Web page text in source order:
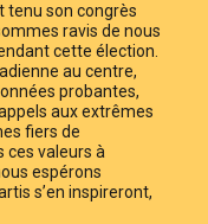
tenu son congrès
ravis de nous
cette élection.
au centre,
probantes,
aux extrêmes
fiers de
ces valeurs à
espérons
s’en inspireront,